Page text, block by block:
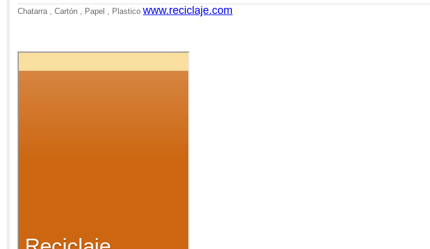
Chatarra , Cartón , Papel , Plasticowww.reciclaje.com